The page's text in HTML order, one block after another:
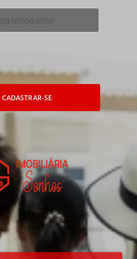
CADASTRAR-SE